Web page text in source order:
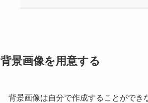
背景画像を用意する
背景画像は自分で作成することがで